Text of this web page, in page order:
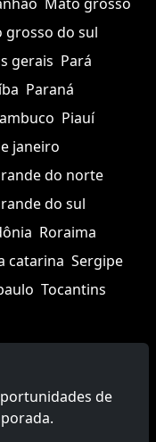
grosso do sul
gerais Pará
Paraná
Piauí
janeiro
do norte
do sul
Roraima
catarina Sergipe
Tocantins
de